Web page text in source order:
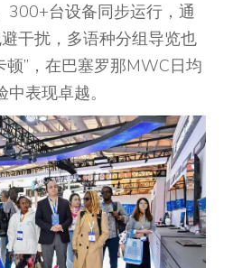
300+台设备同步运行，通
干扰，多语种分组导览也
顿”，在巴塞罗那MWC日均
表现卓越。